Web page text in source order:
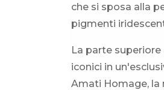
che si sposa alla
pigmenti
La parte
iconici in
Amati Homage, la